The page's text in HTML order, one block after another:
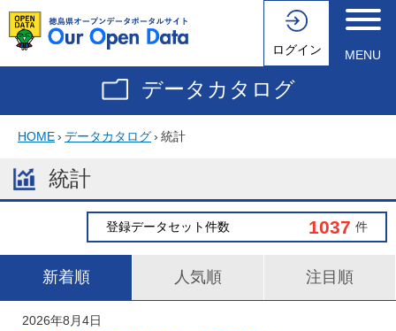
ログイン MENU
データカタログ
HOME› データカタログ› 統計
統計
登録データセット件数 1037 件
新着順 人気順 注目順
2026年8月4日